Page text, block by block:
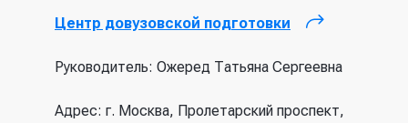
email)
Центр довузовской подготовки
(внешняя
Руководитель: Ожеред Татьяна Сергеевна
Адрес: г. Москва, Пролетарский проспект,